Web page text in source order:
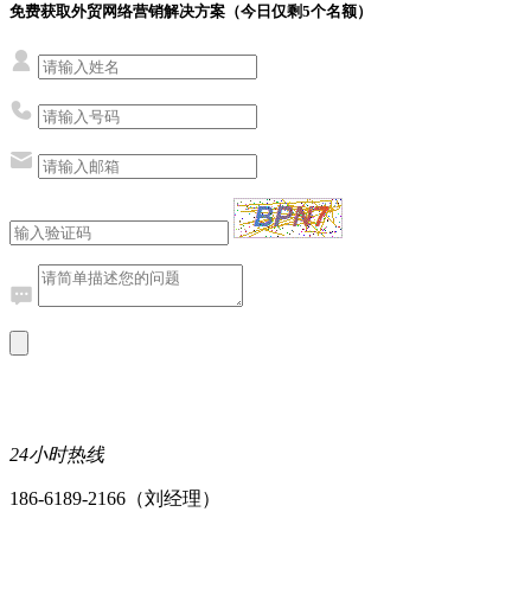
免费获取外贸网络营销解决方案（今日仅剩5个名额）
24小时热线
186-6189-2166（刘经理）